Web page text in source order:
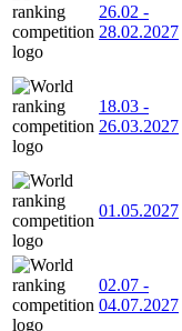
26.02 -
28.02.2027
18.03 -
26.03.2027
01.05.2027
02.07 -
04.07.2027